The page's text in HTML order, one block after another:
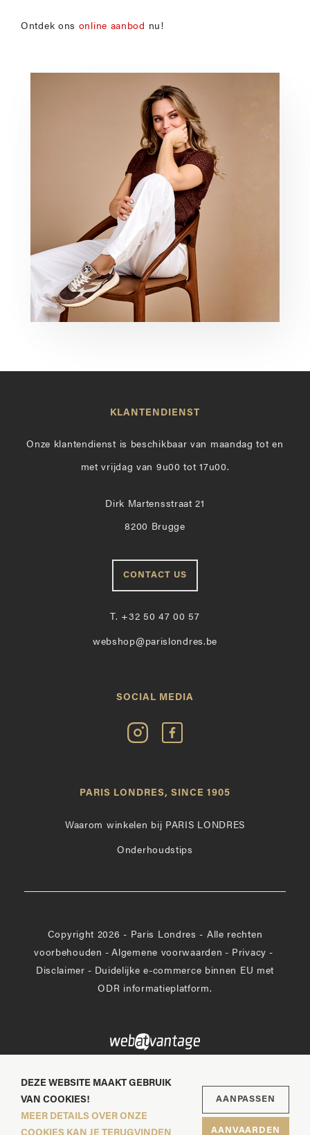
Ontdek ons online aanbod nu!
KLANTENDIENST
Onze klantendienst is beschikbaar van maandag tot en
met vrijdag van 9u00 tot 17u00.
Dirk Martensstraat 21
8200 Brugge
CONTACT US
T. +32 50 47 00 57
webshop@parislondres.be
SOCIAL MEDIA
Volg
Paris
Instagram
Vind
op
PARIS LONDRES, SINCE 1905
Waarom winkelen bij PARIS LONDRES
Onderhoudstips
Copyright 2026 - Paris Londres - Alle rechten
voorbehouden - Algemene voorwaarden - Privacy -
Disclaimer - Duidelijke e-commerce binnen EU met
ODR informatieplatform.
DEZE WEBSITE MAAKT GEBRUIK
VAN COOKIES!
MEER DETAILS OVER ONZE
AANPASSEN
AANVAARDEN